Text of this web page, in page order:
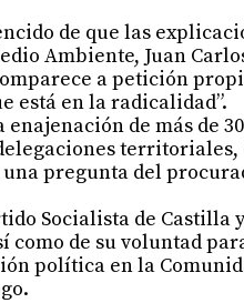
de que las
Ambiente, Juan
a petición
está en la radicalidad”.
de más de
territoriales,
pregunta del
Socialista de Castilla
como de su voluntad
política en la